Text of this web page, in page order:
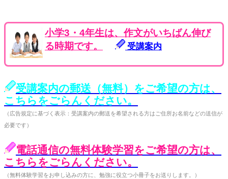
小学3・4年生は、作文がいちばん伸び
る時期です。
受講案内
受講案内の郵送（無料）をご希望の方は、
こちらをごらんください。
（広告規定に基づく表示：受講案内の郵送を希望される方はご住所お名前などの送信が
必要です）
電話通信の無料体験学習をご希望の方は、
こちらをごらんください。
（無料体験学習をお申し込みの方に、勉強に役立つ小冊子をお送りします。）